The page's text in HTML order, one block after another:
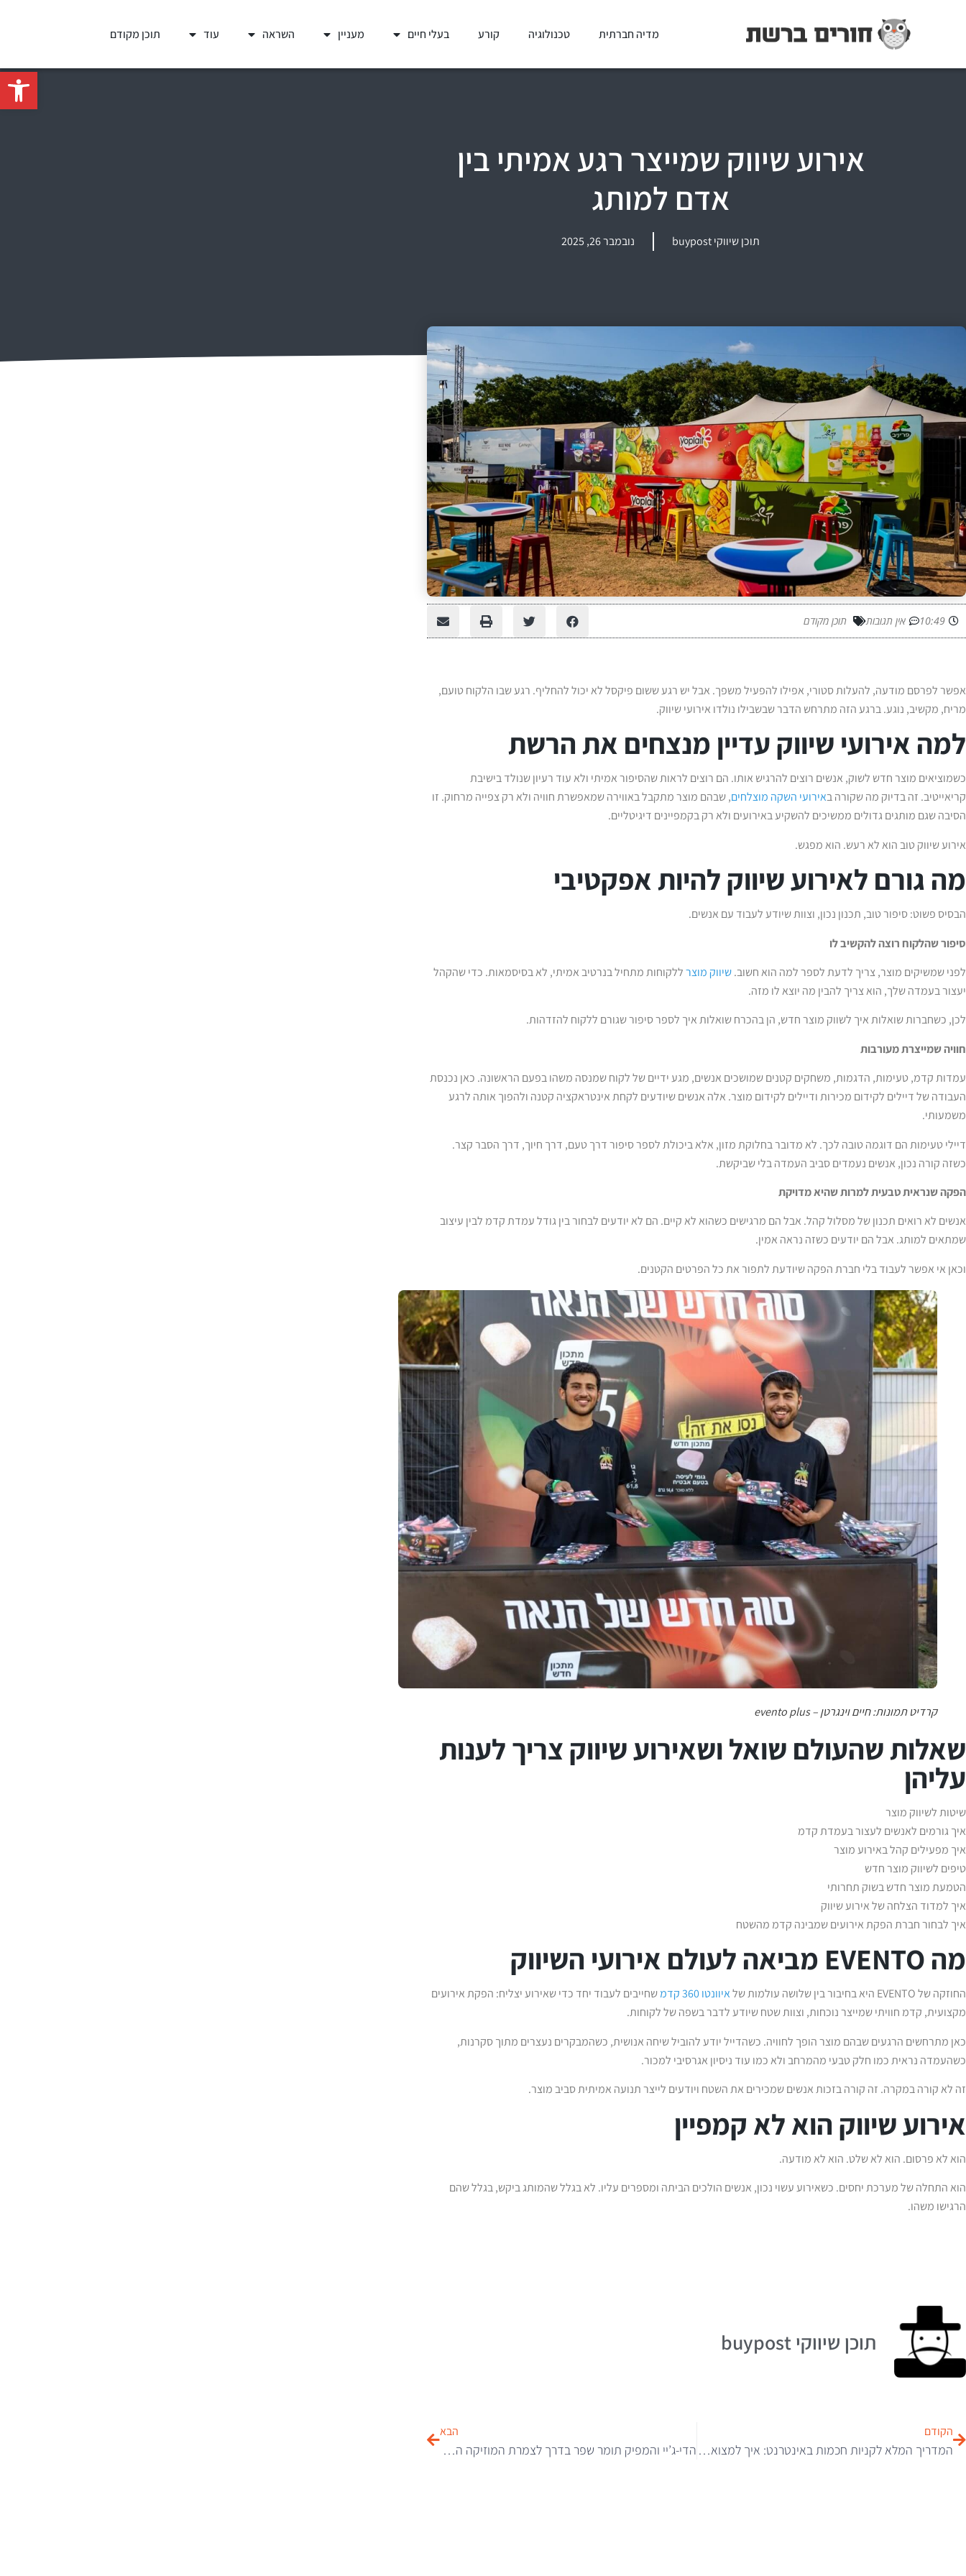
פתח
מדיה חברתית טכנולוגיה קורע בעלי חיים מעניין השראה עוד תוכן מקודם
אירוע שיווק שמייצר רגע אמיתי בין
אדם למותג
תוכן שיווקי buypost נובמבר 26, 2025
10:49 אין תגובות תוכן מקודם
אפשר לפרסם מודעה, להעלות סטורי, אפילו להפעיל משפך. אבל יש רגע ששום פיקסל לא יכול להחליף. רגע שבו הלקוח טועם,
מריח, מקשיב, נוגע. ברגע הזה מתרחש הדבר שבשבילו נולדו אירועי שיווק.
למה אירועי שיווק עדיין מנצחים את הרשת
כשמוציאים מוצר חדש לשוק, אנשים רוצים להרגיש אותו. הם רוצים לראות שהסיפור אמיתי ולא עוד רעיון שנולד בישיבת
קריאייטיב. זה בדיוק מה שקורה באירועי השקה מוצלחים, שבהם מוצר מתקבל באווירה שמאפשרת חוויה ולא רק צפייה מרחוק. זו
הסיבה שגם מותגים גדולים ממשיכים להשקיע באירועים ולא רק בקמפיינים דיגיטליים.
אירוע שיווק טוב הוא לא רעש. הוא מפגש.
מה גורם לאירוע שיווק להיות אפקטיבי
הבסיס פשוט: סיפור טוב, תכנון נכון, וצוות שיודע לעבוד עם אנשים.
סיפור שהלקוח רוצה להקשיב לו
לפני שמשיקים מוצר, צריך לדעת לספר למה הוא חשוב.שיווק מוצרללקוחות מתחיל בנרטיב אמיתי, לא בסיסמאות. כדי שהקהל
יעצור בעמדה שלך, הוא צריך להבין מה יוצא לו מזה.
לכן, כשחברות שואלות איך לשווק מוצר חדש, הן בהכרח שואלות איך לספר סיפור שגורם ללקוח להזדהות.
חוויה שמייצרת מעורבות
עמדות קדמ, טעימות, הדגמות, משחקים קטנים שמושכים אנשים, מגע ידיים של לקוח שמנסה משהו בפעם הראשונה. כאן נכנסת
העבודה של דיילים לקידום מכירות ודיילים לקידום מוצר. אלה אנשים שיודעים לקחת אינטראקציה קטנה ולהפוך אותה לרגע
משמעותי.
דיילי טעימות הם דוגמה טובה לכך. לא מדובר בחלוקת מזון, אלא ביכולת לספר סיפור דרך טעם, דרך חיוך, דרך הסבר קצר.
כשזה קורה נכון, אנשים נעמדים סביב העמדה בלי שביקשת.
הפקה שנראית טבעית למרות שהיא מדויקת
אנשים לא רואים תכנון של מסלול קהל. אבל הם מרגישים כשהוא לא קיים. הם לא יודעים לבחור בין גודל עמדת קדמ לבין עיצוב
שמתאים למותג. אבל הם יודעים כשזה נראה אמין.
וכאן אי אפשר לעבוד בלי חברת הפקה שיודעת לתפור את כל הפרטים הקטנים.
קרדיט תמונות: חיים וינגרטן – evento plus
שאלות שהעולם שואל ושאירוע שיווק צריך לענות
עליהן
שיטות לשיווק מוצר
איך גורמים לאנשים לעצור בעמדת קדמ
איך מפעילים קהל באירוע מוצר
טיפים לשיווק מוצר חדש
הטמעת מוצר חדש בשוק תחרותי
איך למדוד הצלחה של אירוע שיווק
איך לבחור חברת הפקת אירועים שמבינה קדמ מהשטח
מה EVENTO מביאה לעולם אירועי השיווק
החוזקה של EVENTO היא בחיבור בין שלושה עולמות של איוונטו 360 קדמ
שחייבים לעבוד יחד כדי שאירוע יצליח: הפקת אירועים
מקצועית, קדמ חוויתי שמייצר נוכחות, וצוות שטח שיודע לדבר בשפה של לקוחות.
כאן מתרחשים הרגעים שבהם מוצר הופך לחוויה. כשהדייל יודע להוביל שיחה אנושית, כשהמבקרים נעצרים מתוך סקרנות,
כשהעמדה נראית כמו חלק טבעי מהמרחב ולא כמו עוד ניסיון אגרסיבי למכור.
זה לא קורה במקרה. זה קורה בזכות אנשים שמכירים את השטח ויודעים לייצר תנועה אמיתית סביב מוצר.
אירוע שיווק הוא לא קמפיין
הוא לא פרסום. הוא לא שלט. הוא לא מודעה.
הוא התחלה של מערכת יחסים. כשאירוע עשוי נכון, אנשים הולכים הביתה ומספרים עליו. לא בגלל שהמותג ביקש, בגלל שהם
הרגישו משהו.
תוכן שיווקי buypost
הקודם
המדריך המלא לקניות חכמות באינטרנט: איך למצוא קופונים עובדים ב-2026
הבא
הדי-ג’יי והמפיק תומר שפר בדרך לצמרת המוזיקה האלקטרונית